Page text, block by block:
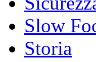
Slow
Storia